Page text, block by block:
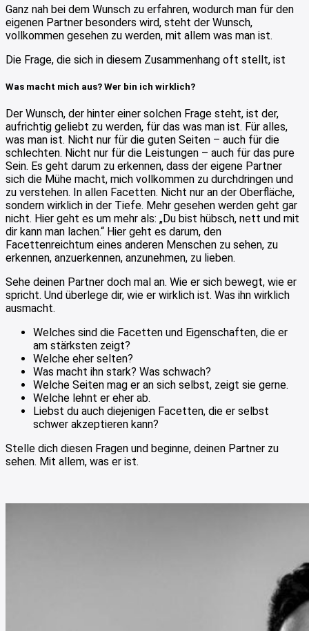
Ganz nah bei dem Wunsch zu erfahren, wodurch man für den
eigenen Partner besonders wird, steht der Wunsch,
vollkommen gesehen zu werden, mit allem was man ist.
Die Frage, die sich in diesem Zusammenhang oft stellt, ist
Was macht mich aus? Wer bin ich wirklich?
Der Wunsch, der hinter einer solchen Frage steht, ist der,
aufrichtig geliebt zu werden, für das was man ist. Für alles,
was man ist. Nicht nur für die guten Seiten – auch für die
schlechten. Nicht nur für die Leistungen – auch für das pure
Sein. Es geht darum zu erkennen, dass der eigene Partner
sich die Mühe macht, mich vollkommen zu durchdringen und
zu verstehen. In allen Facetten. Nicht nur an der Oberfläche,
sondern wirklich in der Tiefe. Mehr gesehen werden geht gar
nicht. Hier geht es um mehr als: „Du bist hübsch, nett und mit
dir kann man lachen.“ Hier geht es darum, den
Facettenreichtum eines anderen Menschen zu sehen, zu
erkennen, anzuerkennen, anzunehmen, zu lieben.
Sehe deinen Partner doch mal an. Wie er sich bewegt, wie er
spricht. Und überlege dir, wie er wirklich ist. Was ihn wirklich
ausmacht.
Welches sind die Facetten und Eigenschaften, die er
am stärksten zeigt?
Welche eher selten?
Was macht ihn stark? Was schwach?
Welche Seiten mag er an sich selbst, zeigt sie gerne.
Welche lehnt er eher ab.
Liebst du auch diejenigen Facetten, die er selbst
schwer akzeptieren kann?
Stelle dich diesen Fragen und beginne, deinen Partner zu
sehen. Mit allem, was er ist.